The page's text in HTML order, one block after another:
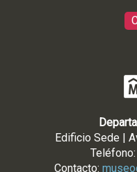
Edificio Sede |
Contacto: